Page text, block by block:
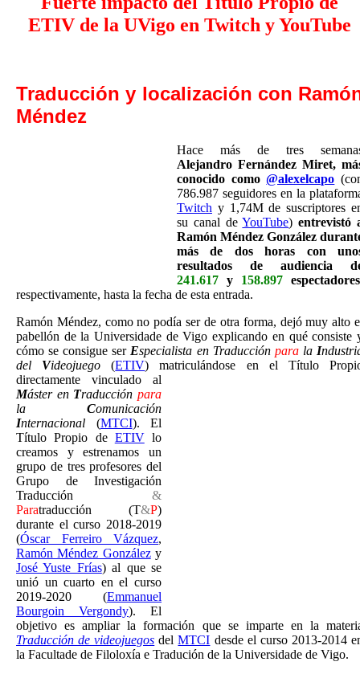
ETIV de la UVigo en Twitch y YouTube
Traducción y localización con
Méndez
Hace más de tres
Alejandro Fernández Miret,
conocido como @alexelcapo
786.987 seguidores en la
Twitch y 1,74M de suscriptores
su canal deYouTube)entrevistó
Ramón Méndez González
más de dos horas con
resultados de audiencia
241.617 y 158.897 espectadores
respectivamente, hasta la fecha de esta entrada.
Ramón Méndez, como no podía ser de otra forma, dejó muy alto
pabellón de la Universidade de Vigo explicando en qué consiste
cómo se consigue serEspecialista en Traducción paralaI
del Videojuego (ETIV) matriculándose en el Título
directamente vinculado al
Máster en Traducciónpara
la Comunicación
Internacional (MTCI). El
Título Propio de ETIVlo
creamos y estrenamos un
grupo de tres profesores del
Grupo de Investigación
Traducción &
Paratraducción (T&P)
durante el curso 2018-2019
(Óscar Ferreiro Vázquez,
Ramón Méndez Gonzálezy
José Yuste Frías) al que se
unió un cuarto en el curso
2019-2020 (Emmanuel
Bourgoin Vergondy). El
objetivo es ampliar la formación que se imparte en la
Traducción de videojuegos delMTCI desde el curso 2013-2014
la Facultade de Filoloxía e Tradución de la Universidade de Vigo.